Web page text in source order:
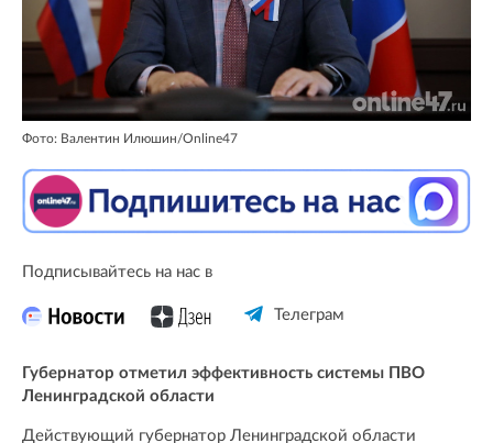
Фото: Валентин Илюшин/Online47
Подписывайтесь на нас в
Телеграм
Губернатор отметил эффективность системы ПВО
Ленинградской области
Действующий губернатор Ленинградской области